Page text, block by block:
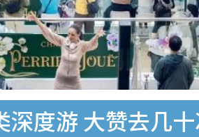
度游 大赞去几